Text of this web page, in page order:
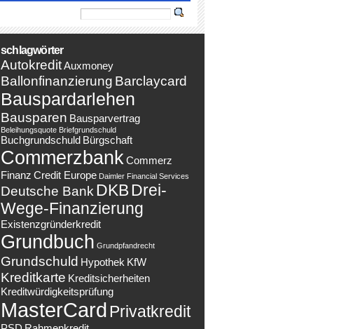
schlagwörter
AutokreditAuxmoney
Ballonfinanzierung Barclaycard
Bauspardarlehen
Bausparen Bausparvertrag
Beleihungsquote Briefgrundschuld
Buchgrundschuld Bürgschaft
Commerzbank Commerz
Finanz Credit Europe Daimler Financial Services
Deutsche Bank DKB Drei-
Wege-Finanzierung
Existenzgründerkredit
Grundbuch Grundpfandrecht
Grundschuld Hypothek KfW
Kreditkarte Kreditsicherheiten
Kreditwürdigkeitsprüfung
MasterCard Privatkredit